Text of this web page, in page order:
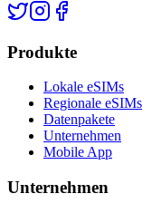
Produkte
Lokale eSIMs
Regionale eSIMs
Datenpakete
Unternehmen
Mobile App
Unternehmen